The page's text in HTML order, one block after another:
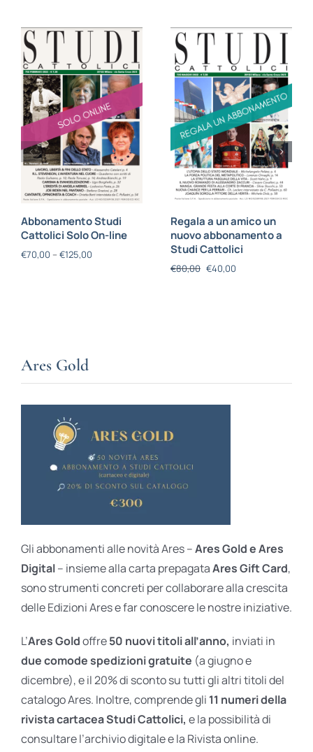
Abbonamento Studi
Cattolici Solo On-line
€70,00 – €125,00
Regala a un amico un
nuovo abbonamento a
Studi Cattolici
€80,00 €40,00
Ares Gold
Gli abbonamenti alle novità Ares –Ares Gold e Ares
Digital– insieme alla carta prepagataAres Gift Card,
sono strumenti concreti per collaborare alla crescita
delle Edizioni Ares e far conoscere le nostre iniziative.
L’Ares Goldoffre50 nuovi titoli all’anno, inviati in
due comode spedizioni gratuite (a giugno e
dicembre), e il 20% di sconto su tutti gli altri titoli del
catalogo Ares. Inoltre, comprende gli 11 numeri della
rivista cartacea Studi Cattolici, e la possibilità di
consultare l’archivio digitale e la Rivista online.